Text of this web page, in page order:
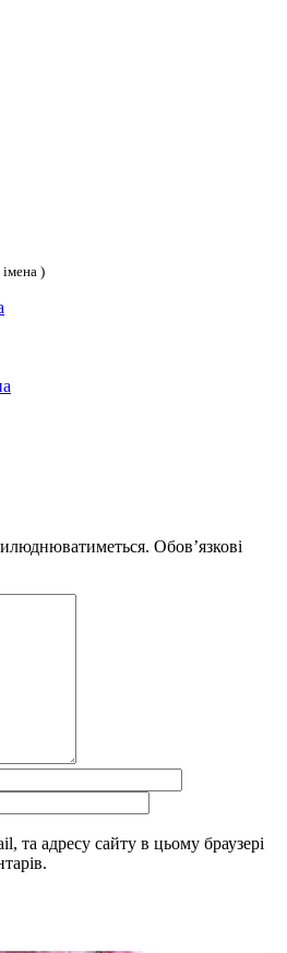
)
Обов’язкові
та адресу сайту в цьому браузері